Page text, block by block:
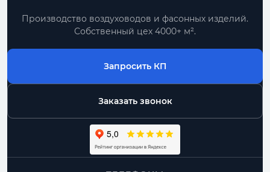
Производство воздуховодов и фасонных изделий.
Собственный цех 4000+ м².
Запросить КП
Заказать звонок